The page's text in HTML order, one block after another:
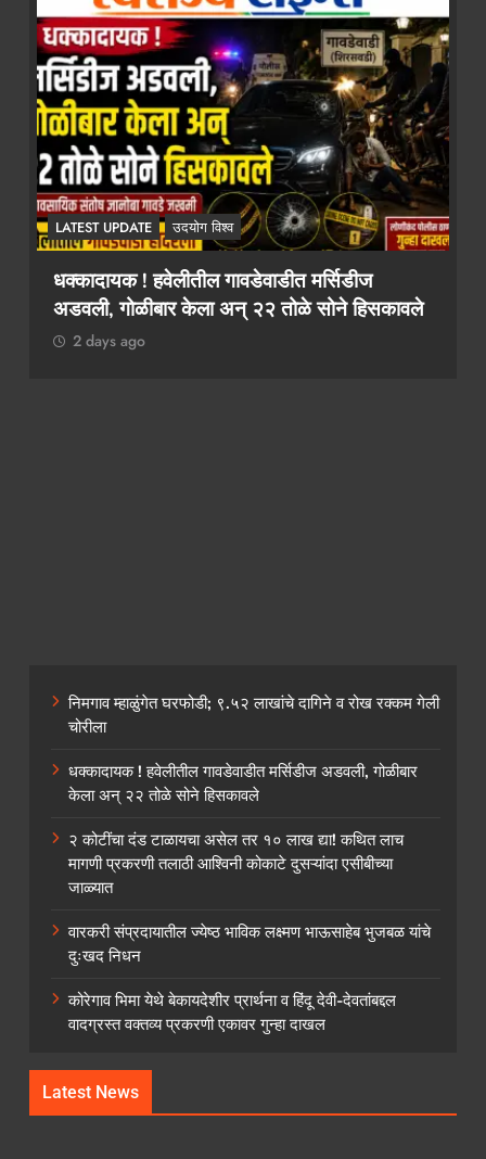
LATEST UPDATE उदयोग विश्व
२ कोटींचा दंड टाळायचा असेल तर १० लाख द्या!
कथित लाच मागणी प्रकरणी तलाठी आश्विनी कोकाटे
दुसऱ्यांदा एसीबीच्या जाळ्यात
निमगाव म्हाळुंगेत घरफोडी; ९.५२ लाखांचे दागिने व रोख रक्कम गेली
चोरीला
धक्कादायक ! हवेलीतील गावडेवाडीत मर्सिडीज अडवली, गोळीबार
केला अन् २२ तोळे सोने हिसकावले
२ कोटींचा दंड टाळायचा असेल तर १० लाख द्या! कथित लाच
मागणी प्रकरणी तलाठी आश्विनी कोकाटे दुसऱ्यांदा एसीबीच्या
जाळ्यात
वारकरी संप्रदायातील ज्येष्ठ भाविक लक्ष्मण भाऊसाहेब भुजबळ यांचे
दुःखद निधन
कोरेगाव भिमा येथे बेकायदेशीर प्रार्थना व हिंदू देवी-देवतांबद्दल
वादग्रस्त वक्तव्य प्रकरणी एकावर गुन्हा दाखल
Latest News